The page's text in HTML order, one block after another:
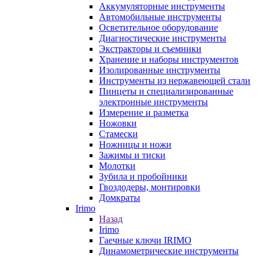
Аккумуляторные инструменты
Автомобильные инструменты
Осветительное оборудование
Диагностические инструменты
Экстракторы и съемники
Хранение и наборы инструментов
Изолированные инструменты
Инструменты из нержавеющей стали
Пинцеты и специализированные
электронные инструменты
Измерение и разметка
Ножовки
Стамески
Ножницы и ножи
Зажимы и тиски
Молотки
Зубила и пробойники
Гвоздодеры, монтировки
Домкраты
Irimo
Назад
Irimo
Гаечные ключи IRIMO
Динамометрические инструменты